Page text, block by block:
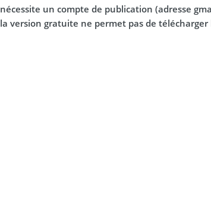
nécessite un compte de publication (adresse
la version gratuite ne permet pas de télécharger